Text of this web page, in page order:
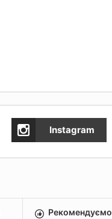
Instagram
Рекомендуємо